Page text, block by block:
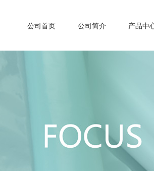
公司首页 公司简介 产品中